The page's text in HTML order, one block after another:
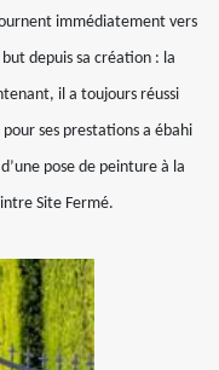
immédiatement vers
depuis sa création : la
il a toujours réussi
ses prestations a ébahi
pose de peinture à la
Site Fermé.